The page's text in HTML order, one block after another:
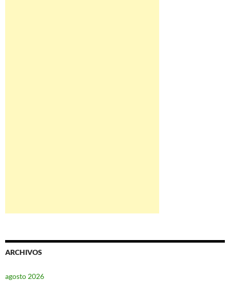
ARCHIVOS
agosto 2026